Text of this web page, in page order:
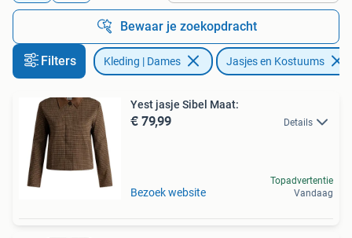
Bewaar je zoekopdracht
Filters Kleding | Dames Jasjes en Kostuums
Yest jasje Sibel Maat:
€ 79,99 Details
Bezoek website
Topadvertentie
Vandaag